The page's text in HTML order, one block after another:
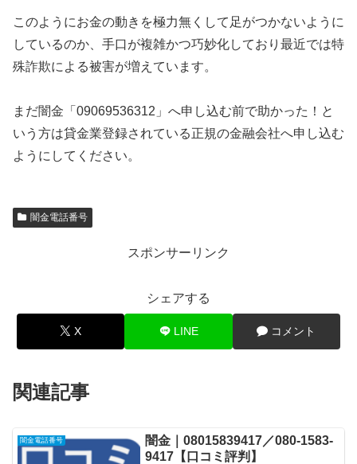
このようにお金の動きを極力無くして足がつかないように
しているのか、手口が複雑かつ巧妙化しており最近では特
殊詐欺による被害が増えています。
まだ闇金「09069536312」へ申し込む前で助かった！と
いう方は貸金業登録されている正規の金融会社へ申し込む
ようにしてください。
闇金電話番号
スポンサーリンク
シェアする
X LINE コメント
関連記事
闇金電話番号
闇金｜08015839417／080-1583-
9417【口コミ評判】